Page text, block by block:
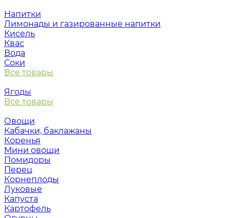
Напитки
Лимонады и газированные напитки
Кисель
Квас
Вода
Соки
Все товары
Ягоды
Все товары
Овощи
Кабачки, баклажаны
Коренья
Мини овощи
Помидоры
Перец
Корнеплоды
Луковые
Капуста
Картофель